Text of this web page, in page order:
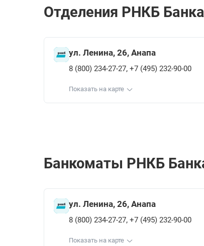
Отделения РНКБ
ул. Ленина, 26, Анапа
8 (800) 234-27-27, +7 (495) 232-90-00
Показать на карте
Банкоматы РНКБ
ул. Ленина, 26, Анапа
8 (800) 234-27-27, +7 (495) 232-90-00
Показать на карте